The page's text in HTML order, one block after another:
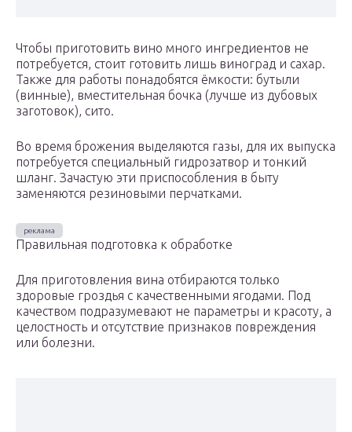
Чтобы приготовить вино много ингредиентов не
потребуется, стоит готовить лишь виноград и сахар.
Также для работы понадобятся ёмкости: бутыли
(винные), вместительная бочка (лучше из дубовых
заготовок), сито.
Во время брожения выделяются газы, для их выпуска
потребуется специальный гидрозатвор и тонкий
шланг. Зачастую эти приспособления в быту
заменяются резиновыми перчатками.
Правильная подготовка к обработке
Для приготовления вина отбираются только
здоровые гроздья с качественными ягодами. Под
качеством подразумевают не параметры и красоту, а
целостность и отсутствие признаков повреждения
или болезни.